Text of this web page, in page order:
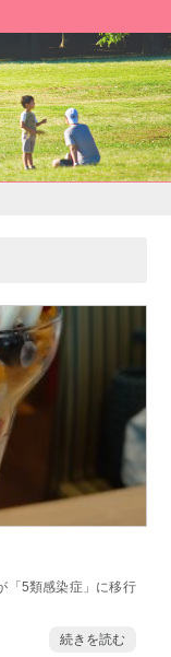
「5類感染症」に移行
続きを読む